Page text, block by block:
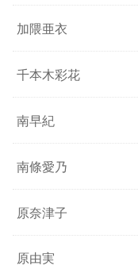
加隈亜衣
千本木彩花
南早紀
南條愛乃
原奈津子
原由実